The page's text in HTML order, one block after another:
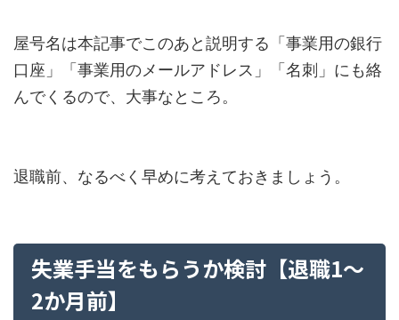
屋号名は本記事でこのあと説明する「事業用の銀行
口座」「事業用のメールアドレス」「名刺」にも絡
んでくるので、大事なところ。
退職前、なるべく早めに考えておきましょう。
失業手当をもらうか検討【退職1～
2か月前】